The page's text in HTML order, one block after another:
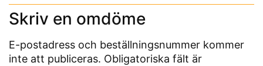
Skriv en omdöme
E-postadress och beställningsnummer kommer
inte att publiceras. Obligatoriska fält är